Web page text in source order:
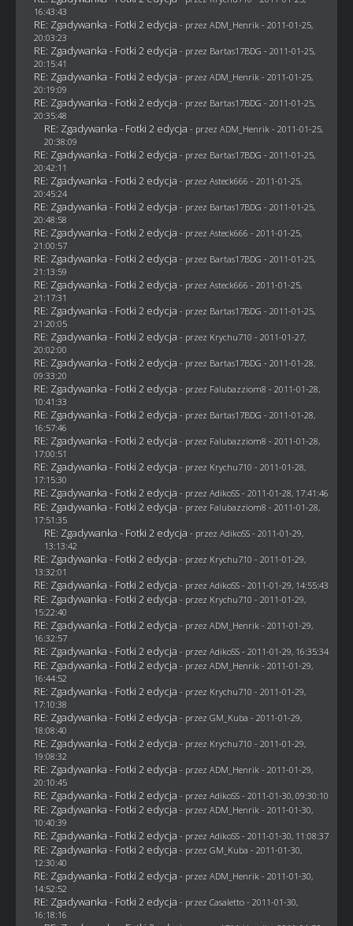
16:43:43
RE: Zgadywanka - Fotki 2 edycja - przez ADM_Henrik - 2011-01-25,
20:03:23
RE: Zgadywanka - Fotki 2 edycja - przez Bartas17BDG - 2011-01-25,
20:15:41
RE: Zgadywanka - Fotki 2 edycja - przez ADM_Henrik - 2011-01-25,
20:19:09
RE: Zgadywanka - Fotki 2 edycja - przez Bartas17BDG - 2011-01-25,
20:35:48
RE: Zgadywanka - Fotki 2 edycja - przez ADM_Henrik - 2011-01-25,
20:38:09
RE: Zgadywanka - Fotki 2 edycja - przez Bartas17BDG - 2011-01-25,
20:42:11
RE: Zgadywanka - Fotki 2 edycja - przez Asteck666 - 2011-01-25,
20:45:24
RE: Zgadywanka - Fotki 2 edycja - przez Bartas17BDG - 2011-01-25,
20:48:58
RE: Zgadywanka - Fotki 2 edycja - przez Asteck666 - 2011-01-25,
21:00:57
RE: Zgadywanka - Fotki 2 edycja - przez Bartas17BDG - 2011-01-25,
21:13:59
RE: Zgadywanka - Fotki 2 edycja - przez Asteck666 - 2011-01-25,
21:17:31
RE: Zgadywanka - Fotki 2 edycja - przez Bartas17BDG - 2011-01-25,
21:20:05
RE: Zgadywanka - Fotki 2 edycja - przez Krychu710 - 2011-01-27,
20:02:00
RE: Zgadywanka - Fotki 2 edycja - przez Bartas17BDG - 2011-01-28,
09:33:20
RE: Zgadywanka - Fotki 2 edycja - przez Falubazziom8 - 2011-01-28,
10:41:33
RE: Zgadywanka - Fotki 2 edycja - przez Bartas17BDG - 2011-01-28,
16:57:46
RE: Zgadywanka - Fotki 2 edycja - przez Falubazziom8 - 2011-01-28,
17:00:51
RE: Zgadywanka - Fotki 2 edycja - przez Krychu710 - 2011-01-28,
17:15:30
RE: Zgadywanka - Fotki 2 edycja - przez AdikoSS - 2011-01-28, 17:41:46
RE: Zgadywanka - Fotki 2 edycja - przez Falubazziom8 - 2011-01-28,
17:51:35
RE: Zgadywanka - Fotki 2 edycja - przez AdikoSS - 2011-01-29,
13:13:42
RE: Zgadywanka - Fotki 2 edycja - przez Krychu710 - 2011-01-29,
13:32:01
RE: Zgadywanka - Fotki 2 edycja - przez AdikoSS - 2011-01-29, 14:55:43
RE: Zgadywanka - Fotki 2 edycja - przez Krychu710 - 2011-01-29,
15:22:40
RE: Zgadywanka - Fotki 2 edycja - przez ADM_Henrik - 2011-01-29,
16:32:57
RE: Zgadywanka - Fotki 2 edycja - przez AdikoSS - 2011-01-29, 16:35:34
RE: Zgadywanka - Fotki 2 edycja - przez ADM_Henrik - 2011-01-29,
16:44:52
RE: Zgadywanka - Fotki 2 edycja - przez Krychu710 - 2011-01-29,
17:10:38
RE: Zgadywanka - Fotki 2 edycja - przez GM_Kuba - 2011-01-29,
18:08:40
RE: Zgadywanka - Fotki 2 edycja - przez Krychu710 - 2011-01-29,
19:08:32
RE: Zgadywanka - Fotki 2 edycja - przez ADM_Henrik - 2011-01-29,
20:10:45
RE: Zgadywanka - Fotki 2 edycja - przez AdikoSS - 2011-01-30, 09:30:10
RE: Zgadywanka - Fotki 2 edycja - przez ADM_Henrik - 2011-01-30,
10:40:39
RE: Zgadywanka - Fotki 2 edycja - przez AdikoSS - 2011-01-30, 11:08:37
RE: Zgadywanka - Fotki 2 edycja - przez GM_Kuba - 2011-01-30,
12:30:40
RE: Zgadywanka - Fotki 2 edycja - przez ADM_Henrik - 2011-01-30,
14:52:52
RE: Zgadywanka - Fotki 2 edycja - przez Casaletto- 2011-01-30,
16:18:16